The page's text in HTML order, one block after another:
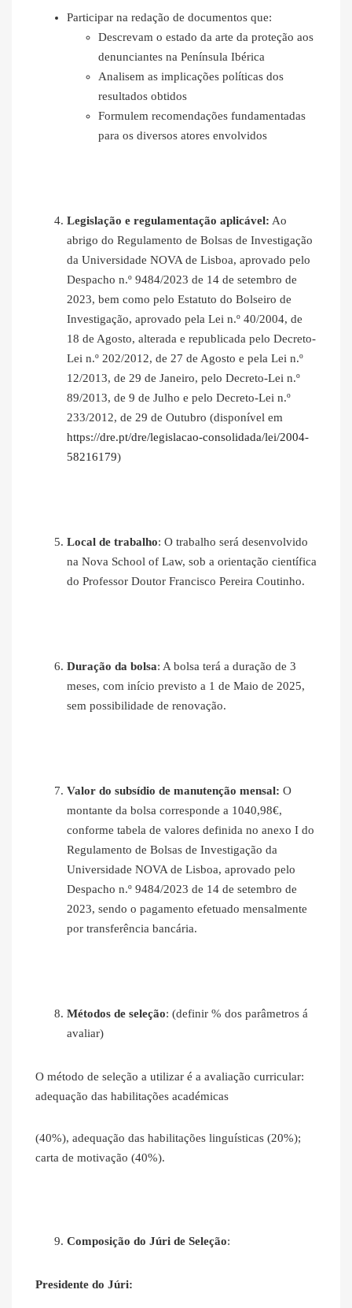
Participar na redação de documentos que:
Descrevam o estado da arte da proteção aos
denunciantes na Península Ibérica
Analisem as implicações políticas dos
resultados obtidos
Formulem recomendações fundamentadas
para os diversos atores envolvidos
Legislação e regulamentação aplicável: Ao
abrigo do Regulamento de Bolsas de Investigação
da Universidade NOVA de Lisboa, aprovado pelo
Despacho n.º 9484/2023 de 14 de setembro de
2023, bem como pelo Estatuto do Bolseiro de
Investigação, aprovado pela Lei n.º 40/2004, de
18 de Agosto, alterada e republicada pelo Decreto-
Lei n.º 202/2012, de 27 de Agosto e pela Lei n.º
12/2013, de 29 de Janeiro, pelo Decreto-Lei n.º
89/2013, de 9 de Julho e pelo Decreto-Lei n.º
233/2012, de 29 de Outubro (disponível em
https://dre.pt/dre/legislacao-consolidada/lei/2004-
58216179)
Local de trabalho: O trabalho será desenvolvido
na Nova School of Law, sob a orientação científica
do Professor Doutor Francisco Pereira Coutinho.
Duração da bolsa: A bolsa terá a duração de 3
meses, com início previsto a 1 de Maio de 2025,
sem possibilidade de renovação.
Valor do subsídio de manutenção mensal: O
montante da bolsa corresponde a 1040,98€,
conforme tabela de valores definida no anexo I do
Regulamento de Bolsas de Investigação da
Universidade NOVA de Lisboa, aprovado pelo
Despacho n.º 9484/2023 de 14 de setembro de
2023, sendo o pagamento efetuado mensalmente
por transferência bancária.
Métodos de seleção: (definir % dos parâmetros á
avaliar)
O método de seleção a utilizar é a avaliação curricular:
adequação das habilitações académicas
(40%), adequação das habilitações linguísticas (20%);
carta de motivação (40%).
Composição do Júri de Seleção:
Presidente do Júri: